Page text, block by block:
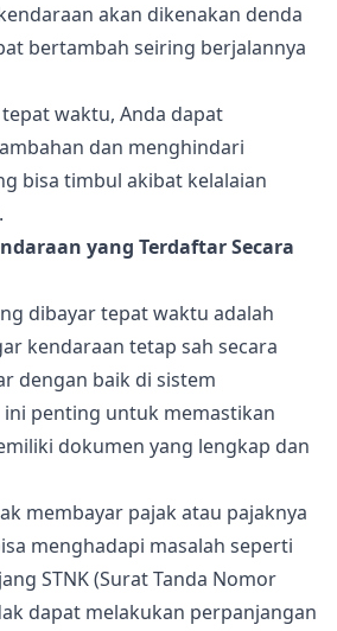
akan dikenakan denda
bertambah seiring berjalannya
waktu, Anda dapat
dan menghindari
bisa timbul akibat kelalaian
yang Terdaftar Secara
dibayar tepat waktu adalah
kendaraan tetap sah secara
dengan baik di sistem
penting untuk memastikan
dokumen yang lengkap dan
membayar pajak atau pajaknya
menghadapi masalah seperti
STNK (Surat Tanda Nomor
dapat melakukan perpanjangan